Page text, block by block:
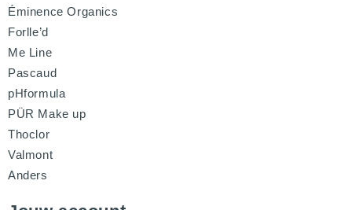
Éminence Organics
Forlle’d
Me Line
Pascaud
pHformula
PÜR Make up
Thoclor
Valmont
Anders